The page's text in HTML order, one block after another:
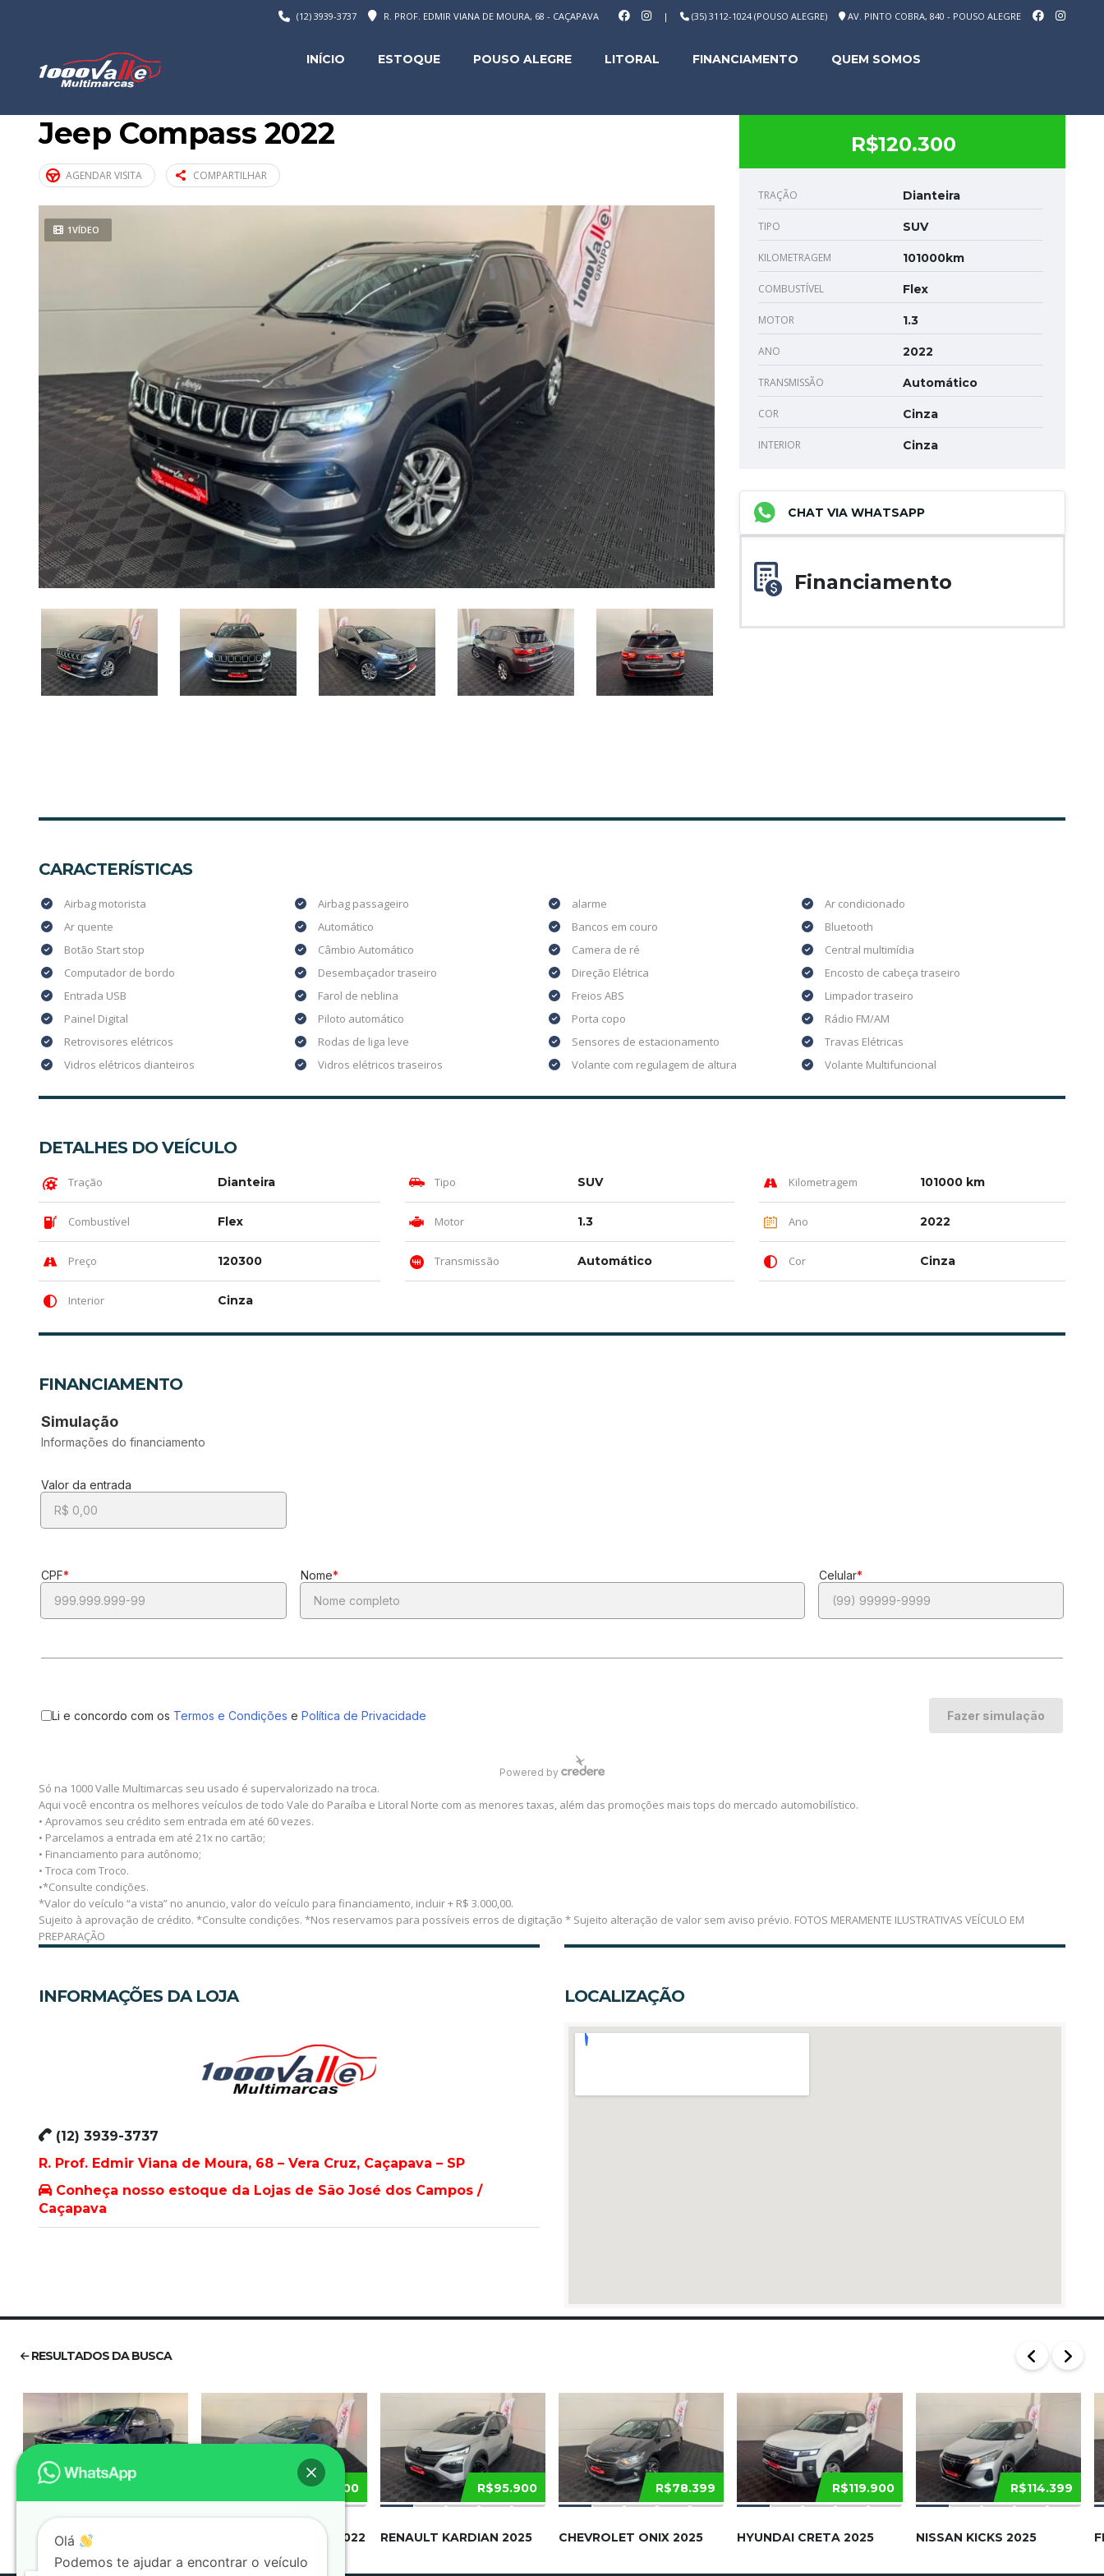
| (35) 3112-1024 (POUSO ALEGRE) AV. PINTO COBRA, 840 - POUSO ALEGRE
R. PROF. EDMIR VIANA DE MOURA, 68 - CAÇAPAVA
(12) 3939-3737
INÍCIO ESTOQUE POUSO ALEGRE LITORAL FINANCIAMENTO QUEM SOMOS
Jeep Compass 2022
AGENDAR VISITA COMPARTILHAR
1VÍDEO
R$120.300
TRAÇÃO Dianteira
TIPO SUV
KILOMETRAGEM 101000km
COMBUSTÍVEL Flex
MOTOR 1.3
ANO 2022
TRANSMISSÃO Automático
COR Cinza
INTERIOR Cinza
CHAT VIA WHATSAPP
Financiamento
CARACTERÍSTICAS
Airbag motorista Airbag passageiro alarme
Ar condicionado
Ar quente
Automático Bancos em couro
Bluetooth
Botão Start stop
Câmbio Automático Camera de ré
Central multimídia
Computador de bordo
Desembaçador traseiro Direção Elétrica
Encosto de cabeça traseiro
Entrada USB
Farol de neblina Freios ABS
Limpador traseiro
Painel Digital
Piloto automático Porta copo
Rádio FM/AM
Retrovisores elétricos
Rodas de liga leve Sensores de estacionamento
Travas Elétricas
Vidros elétricos dianteiros
Vidros elétricos traseiros Volante com regulagem de altura Volante Multifuncional
DETALHES DO VEÍCULO
Tração Dianteira Tipo SUV Kilometragem 101000 km
Combustível Flex Motor 1.3 Ano 2022
Preço 120300 Transmissão Automático Cor Cinza
Interior Cinza
FINANCIAMENTO
Só na 1000 Valle Multimarcas seu usado é supervalorizado na troca.
Aqui você encontra os melhores veículos de todo Vale do Paraíba e Litoral Norte com as menores taxas, além das promoções mais tops do mercado automobilístico.
• Aprovamos seu crédito sem entrada em até 60 vezes.
• Parcelamos a entrada em até 21x no cartão;
• Financiamento para autônomo;
• Troca com Troco.
•*Consulte condições.
*Valor do veículo “a vista” no anuncio, valor do veículo para financiamento, incluir + R$ 3.000,00.
Sujeito à aprovação de crédito. *Consulte condições. *Nos reservamos para possíveis erros de digitação * Sujeito alteração de valor sem aviso prévio. FOTOS MERAMENTE ILUSTRATIVAS VEÍCULO EM
PREPARAÇÃO
INFORMAÇÕES DA LOJA
(12) 3939-3737
R. Prof. Edmir Viana de Moura, 68 – Vera Cruz, Caçapava – SP
Conheça nosso estoque da Lojas de São José dos Campos /
Caçapava
LOCALIZAÇÃO
RESULTADOS DA BUSCA
RAM RAMPAGE 2025
R$109.900
VOLKSWAGEN NIVUS 2022
R$95.900
RENAULT KARDIAN 2025
R$78.399
CHEVROLET ONIX 2025
R$119.900
HYUNDAI CRETA 2025
R$114.399
NISSAN KICKS 2025
Olá
Podemos te ajudar a encontrar o veículo